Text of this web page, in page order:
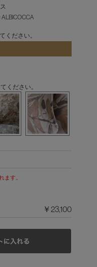
ALBICOCCA
ください。
ください。
ます。
￥23,100